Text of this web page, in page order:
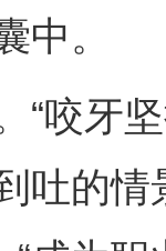
中。
牙坚
吐的